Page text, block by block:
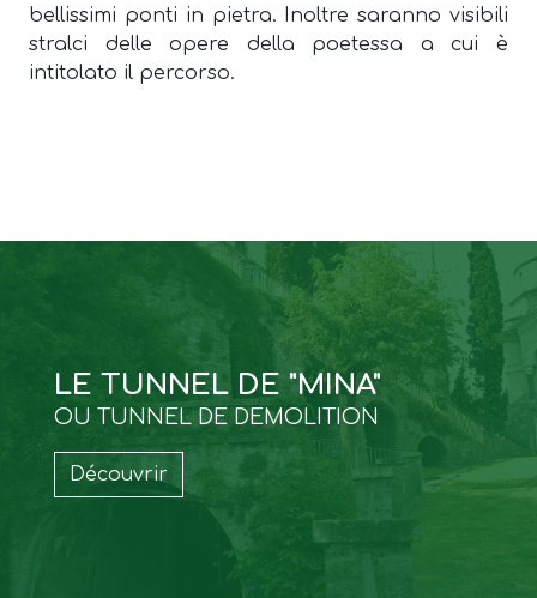
bellissimi ponti in pietra. Inoltre saranno visibili
stralci delle opere della poetessa a cui è
intitolato il percorso.
LE TUNNEL DE "MINA"
OU TUNNEL DE DEMOLITION
Découvrir